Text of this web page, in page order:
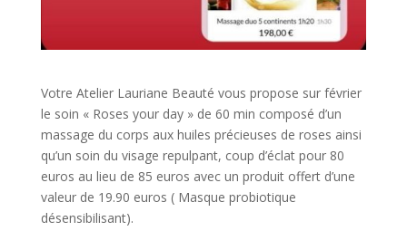
Votre Atelier Lauriane Beauté vous propose sur février
le soin « Roses your day » de 60 min composé d’un
massage du corps aux huiles précieuses de roses ainsi
qu’un soin du visage repulpant, coup d’éclat pour 80
euros au lieu de 85 euros avec un produit offert d’une
valeur de 19.90 euros ( Masque probiotique
désensibilisant).